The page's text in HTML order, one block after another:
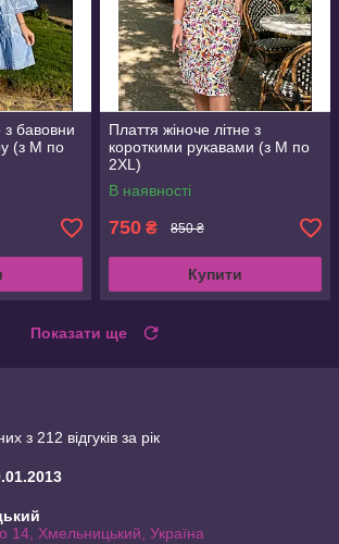
бавовни
(з M по
Плаття жіноче літне з
короткими рукавами (з M по
2XL)
В наявності
750 ₴ 850 ₴
Купити
Показати ще
з 212 відгуків за рік
14, Хмельницький, Україна